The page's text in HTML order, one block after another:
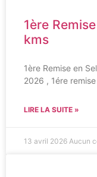
1ère
kms
1ère Remise en
2026 , 1ére
LIRE LA SUITE »
13 avril 2026 Aucun